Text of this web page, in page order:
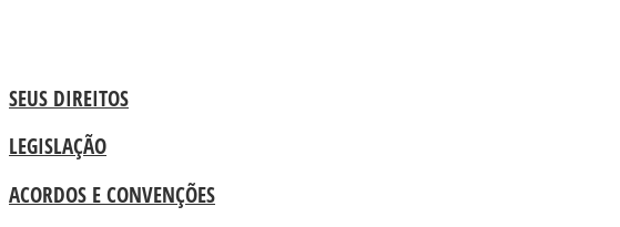
SEUS DIREITOS
LEGISLAÇÃO
ACORDOS E CONVENÇÕES